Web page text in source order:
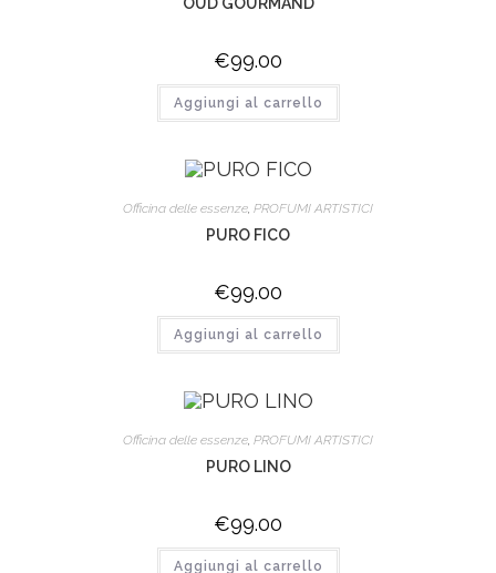
€99.00
Aggiungi al carrello
Officina delle essenze, PROFUMI ARTISTICI
PURO FICO
€99.00
Aggiungi al carrello
Officina delle essenze PROFUMI ARTISTICI
PURO LINO
€99.00
Aggiungi al carrello